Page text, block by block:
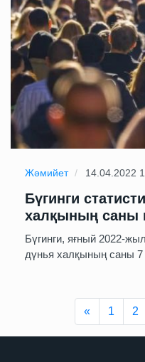
Жәмийет 14.04.2022
Бүгинги
халқының саны
Бүгинги, яғный 2022-
дүнья халқының саны 7
«Previous
1 2